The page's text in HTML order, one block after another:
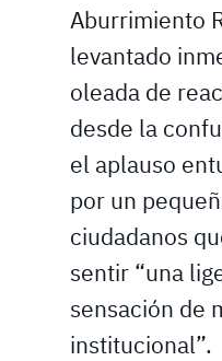
Aburrimiento
levantado
oleada de
desde la
el aplauso
por un
ciudadanos
sentir “una
sensación de
institucional”.